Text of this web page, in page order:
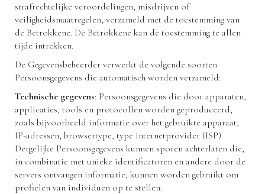
strafrechtelijke veroordelingen, misdrijven of
veiligheidsmaatregelen, verzameld met de toestemming van
de Betrokkene. De Betrokkene kan de toestemming te allen
tijde intrekken.
De Gegevensbeheerder verwerkt de volgende soorten
Persoonsgegevens die automatisch worden verzameld:
Technische gegevens: Persoonsgegevens die door apparaten,
applicaties, tools en protocollen worden geproduceerd,
zoals bijvoorbeeld informatie over het gebruikte apparaat,
IP-adressen, browsertype, type internetprovider (ISP).
Dergelijke Persoonsgegevens kunnen sporen achterlaten die,
in combinatie met unieke identificatoren en andere door de
servers ontvangen informatie, kunnen worden gebruikt om
profielen van individuen op te stellen.